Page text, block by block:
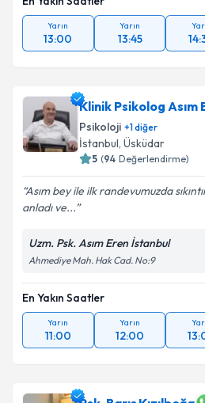
Yarın
13:00
Yarın
13:45
Klinik Psikolog Asım
Psikoloji +1diğer
İstanbul, Üsküdar
5 (94 Değerlendirme)
Asım bey ile ilk randevumuzda
anladı ve...
Uzm. Psk. Asım Eren İstanbul
Ahmediye Mah. Hak Cad. No:9
En Yakın Saatler
Yarın
11:00
Yarın
12:00